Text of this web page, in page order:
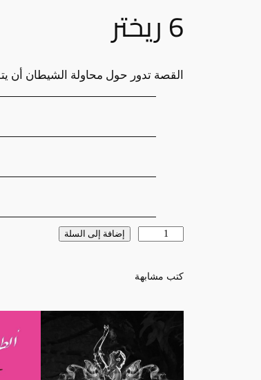
6 ريختر
القصة تدور حول محاولة الشيطان أن
كمية
ريختر
إضافة إلى السلة
كتب مشابهة